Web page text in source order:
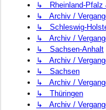
↳ Rheinland-Pfalz
↳ Archiv /
↳ Schleswig-
↳ Archiv /
↳ Sachsen-Anhalt
↳ Archiv /
↳ Sachsen
↳ Archiv /
↳ Thüringen
↳ Archiv /